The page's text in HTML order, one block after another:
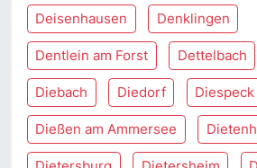
Deisenhausen Denklingen
Dentlein am Forst Dettelbach
Diebach Diedorf Diespeck
Dießen am Ammersee